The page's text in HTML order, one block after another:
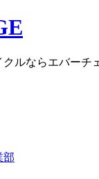
ルならエバーチ
部